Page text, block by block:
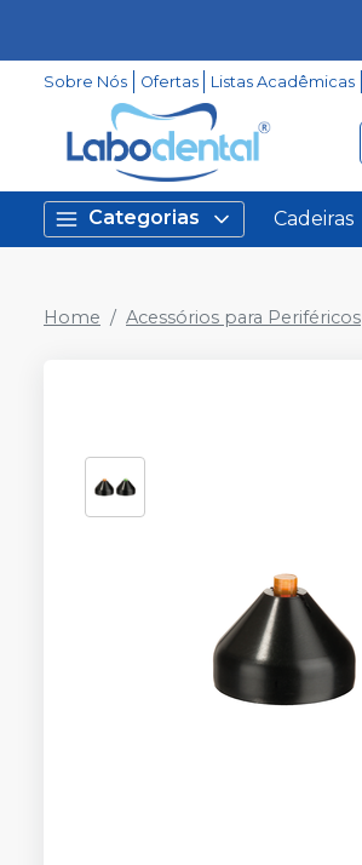
Sobre Nós Ofertas Listas Acadêmicas
Categorias Cadeiras
Home Acessórios para Periféricos